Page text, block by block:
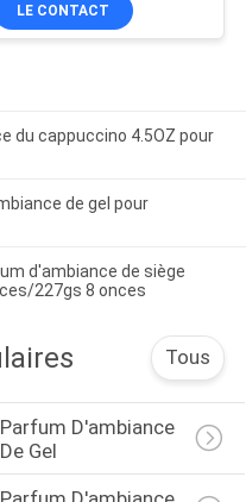
LE CONTACT
du cappuccino 4.5OZ pour
de gel pour
d'ambiance de siège
227gs 8 onces
Tous
Parfum D'ambiance
De Gel